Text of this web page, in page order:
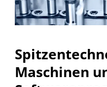
Maschinen